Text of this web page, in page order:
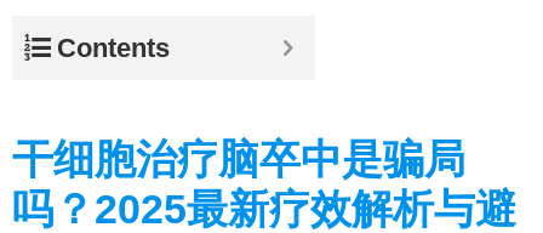
Contents
干细胞治疗脑卒中是骗局
吗？2025最新疗效解析与避